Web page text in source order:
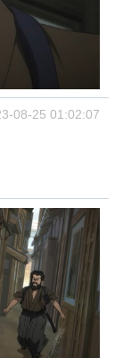
08-25 01:02:07